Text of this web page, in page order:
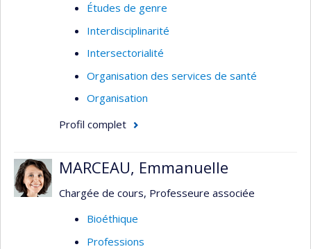
Études de genre
Interdisciplinarité
Intersectorialité
Organisation des services de santé
Organisation
Profil complet
MARCEAU, Emmanuelle
Chargée de cours, Professeure associée
Bioéthique
Professions